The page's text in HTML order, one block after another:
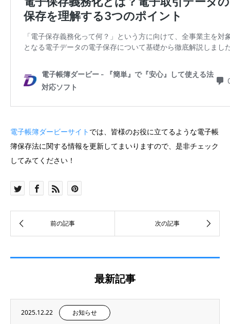
電子帳簿ダービーサイト では、皆様のお役に立てるような電子帳
簿保存法に関する情報を更新してまいりますので、是非チェック
してみてください！
最新記事
2025.12.22 お知らせ